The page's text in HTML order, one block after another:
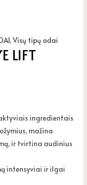
,Visų tipų odai
LIFT
ingredientais
mažina
ir tvirtina audinius
intensyviai ir ilgai